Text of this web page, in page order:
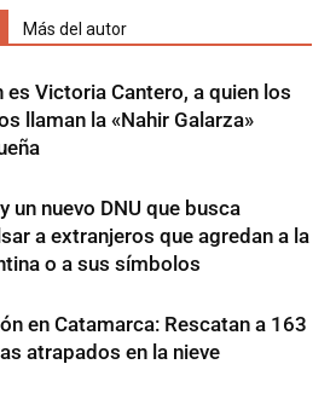
Más del autor
es Victoria Cantero, a quien los
llaman la «Nahir Galarza»
un nuevo DNU que busca
a extranjeros que agredan a la
o a sus símbolos
en Catamarca: Rescatan a 163
atrapados en la nieve